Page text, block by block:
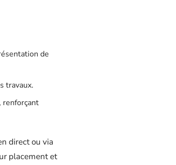
de
travaux.
renforçant
direct ou via
placement et